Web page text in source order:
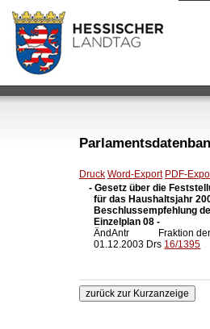
Druck Word-Export PDF-
- Gesetz über die
für das Haushaltsjahr
Beschlussempfehlung
  Einzelplan 08 -
ÄndAntr            Fraktion
  01.12.2003 Drs
16/1395